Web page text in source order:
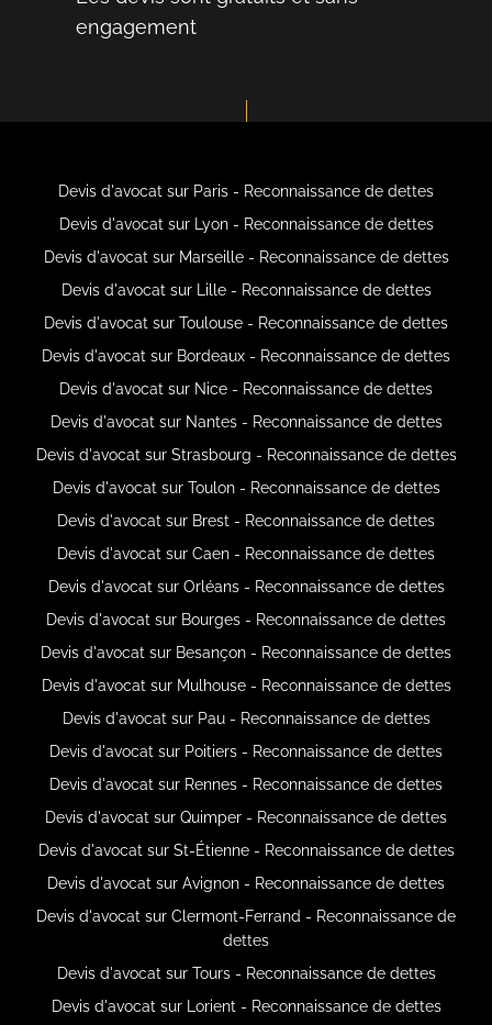
engagement
Devis d'avocat sur Paris - Reconnaissance de dettes
Devis d'avocat sur Lyon - Reconnaissance de dettes
Devis d'avocat sur Marseille - Reconnaissance de dettes
Devis d'avocat sur Lille - Reconnaissance de dettes
Devis d'avocat sur Toulouse - Reconnaissance de dettes
Devis d'avocat sur Bordeaux - Reconnaissance de dettes
Devis d'avocat sur Nice - Reconnaissance de dettes
Devis d'avocat sur Nantes - Reconnaissance de dettes
Devis d'avocat sur Strasbourg - Reconnaissance de dettes
Devis d'avocat sur Toulon - Reconnaissance de dettes
Devis d'avocat sur Brest - Reconnaissance de dettes
Devis d'avocat sur Caen - Reconnaissance de dettes
Devis d'avocat sur Orléans - Reconnaissance de dettes
Devis d'avocat sur Bourges - Reconnaissance de dettes
Devis d'avocat sur Besançon - Reconnaissance de dettes
Devis d'avocat sur Mulhouse - Reconnaissance de dettes
Devis d'avocat sur Pau - Reconnaissance de dettes
Devis d'avocat sur Poitiers - Reconnaissance de dettes
Devis d'avocat sur Rennes - Reconnaissance de dettes
Devis d'avocat sur Quimper - Reconnaissance de dettes
Devis d'avocat sur St-Étienne - Reconnaissance de dettes
Devis d'avocat sur Avignon - Reconnaissance de dettes
Devis d'avocat sur Clermont-Ferrand - Reconnaissance de
dettes
Devis d'avocat sur Tours - Reconnaissance de dettes
Devis d'avocat sur Lorient - Reconnaissance de dettes